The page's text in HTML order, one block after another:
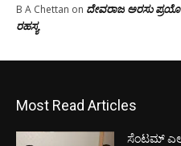
B A Chettan on ದೇವರಾಜ ಅರಸು
ರಹಸ್ಯ
Most Read Articles
ಸೆಂಟಮ್